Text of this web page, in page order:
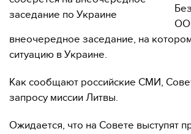
внеочередное заседание, на
ситуацию в Украине.
Как сообщают российские СМИ,
запросу миссии Литвы.
Ожидается, что на Совете выступят